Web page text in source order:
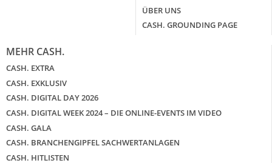
ÜBER UNS
CASH. GROUNDING PAGE
MEHR CASH.
CASH. EXTRA
CASH. EXKLUSIV
CASH. DIGITAL DAY 2026
CASH. DIGITAL WEEK 2024 – DIE ONLINE-EVENTS IM VIDEO
CASH. GALA
CASH. BRANCHENGIPFEL SACHWERTANLAGEN
CASH. HITLISTEN